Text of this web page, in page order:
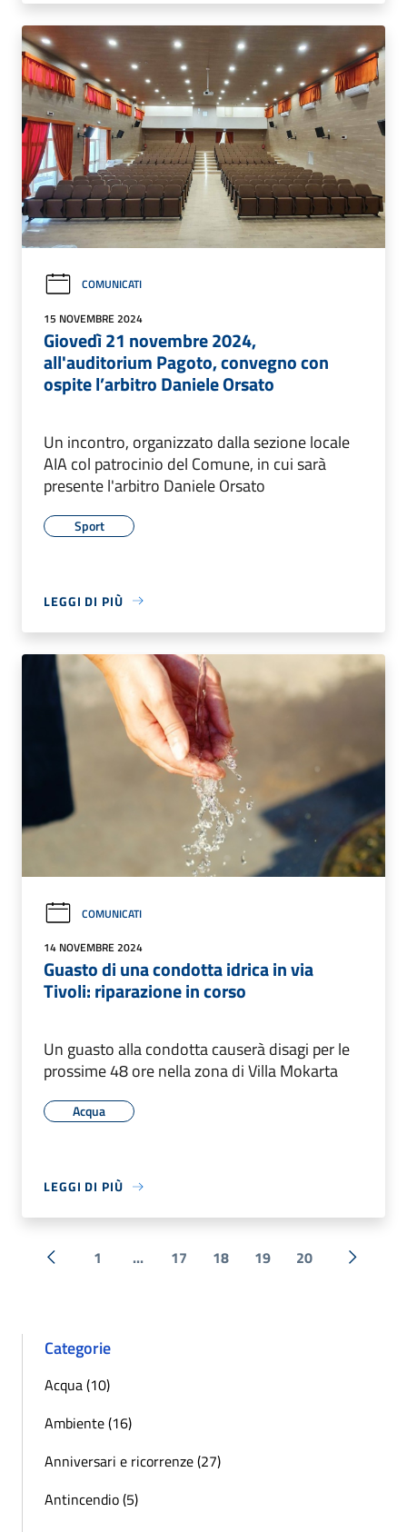
COMUNICATI
15 NOVEMBRE 2024
Giovedì 21 novembre 2024,
all'auditorium Pagoto, convegno con
ospite l’arbitro Daniele Orsato
Un incontro, organizzato dalla sezione locale
AIA col patrocinio del Comune, in cui sarà
presente l'arbitro Daniele Orsato
Sport
LEGGI DI PIÙ
COMUNICATI
14 NOVEMBRE 2024
Guasto di una condotta idrica in via
Tivoli: riparazione in corso
Un guasto alla condotta causerà disagi per le
prossime 48 ore nella zona di Villa Mokarta
Acqua
LEGGI DI PIÙ
« Precedente
1 ... 17 18 19 20
Categorie
Acqua (10)
Ambiente (16)
Anniversari e ricorrenze (27)
Antincendio (5)